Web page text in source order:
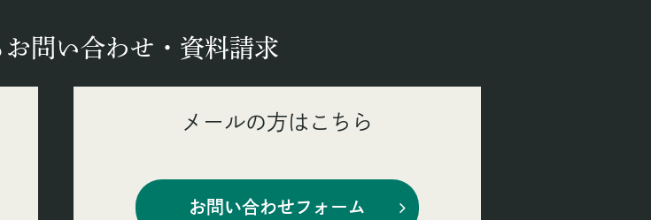
問い合わせ・資料請求
メールの方はこちら
お問い合わせフォーム